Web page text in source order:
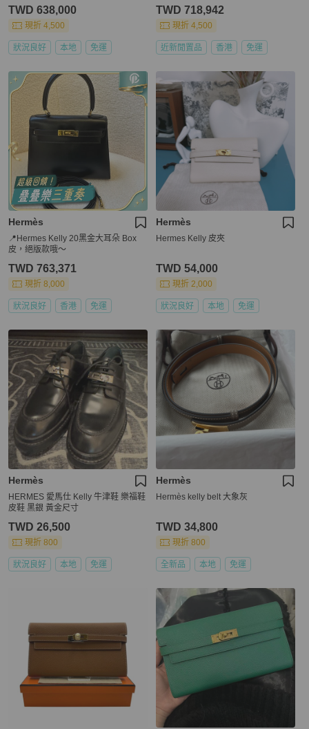
TWD 638,000
現折 4,500
狀況良好 本地 免運
TWD 718,942
現折 4,500
近新閒置品 香港 免運
Hermès
📍Hermes Kelly 20黑金大耳朵 Box
皮，絕版款哦～
TWD 763,371
現折 8,000
狀況良好 香港 免運
Hermès
Hermes Kelly 皮夾
TWD 54,000
現折 2,000
狀況良好 本地 免運
Hermès
HERMES 愛馬仕 Kelly 牛津鞋 樂福鞋
皮鞋 黑銀 黃金尺寸
TWD 26,500
現折 800
狀況良好 本地 免運
Hermès
Hermès kelly belt 大象灰
TWD 34,800
現折 800
全新品 本地 免運